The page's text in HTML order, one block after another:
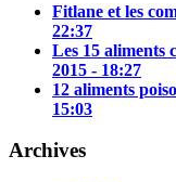
Fitlane et les
22:37
Les 15 aliments
2015 - 18:27
12 aliments
15:03
Archives